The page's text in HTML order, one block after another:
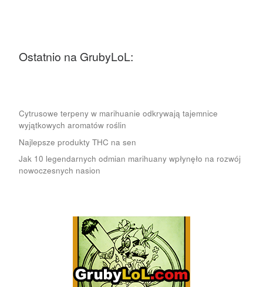
Ostatnio na GrubyLoL:
Cytrusowe terpeny w marihuanie odkrywają tajemnice
wyjątkowych aromatów roślin
Najlepsze produkty THC na sen
Jak 10 legendarnych odmian marihuany wpłynęło na rozwój
nowoczesnych nasion